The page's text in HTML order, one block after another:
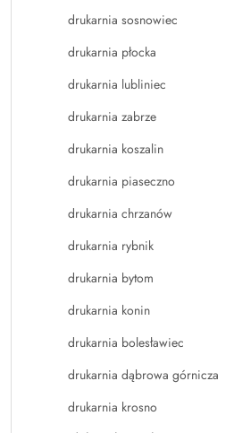
drukarnia sosnowiec
drukarnia płocka
drukarnia lubliniec
drukarnia zabrze
drukarnia koszalin
drukarnia piaseczno
drukarnia chrzanów
drukarnia rybnik
drukarnia bytom
drukarnia konin
drukarnia bolesławiec
drukarnia dąbrowa górnicza
drukarnia krosno